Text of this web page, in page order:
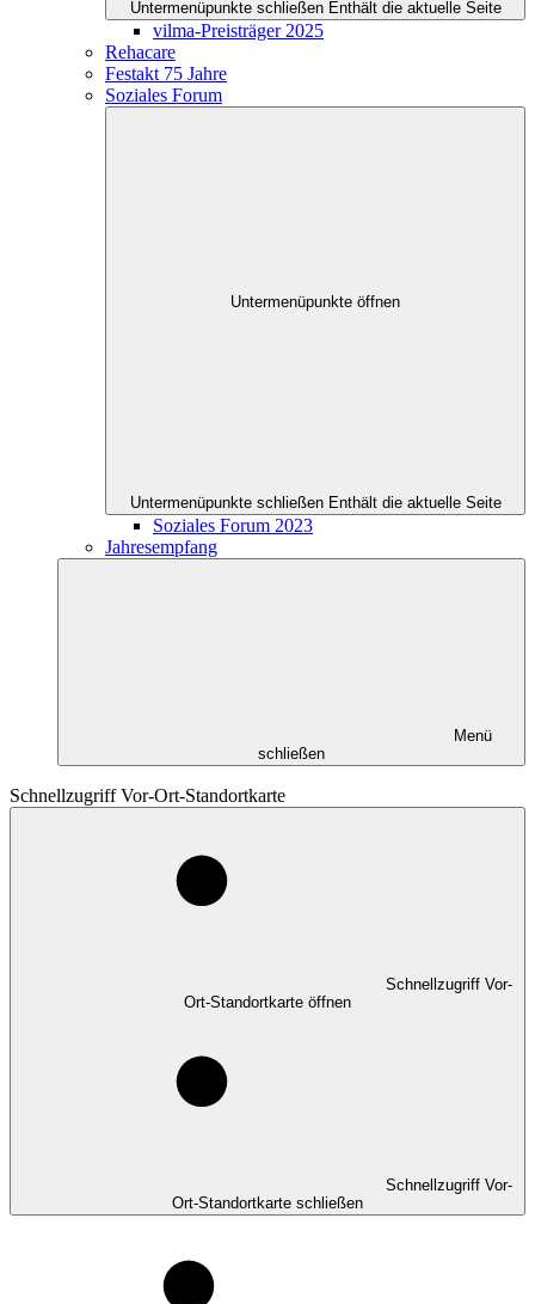
Untermenüpunkte schließen Enthält die aktuelle Seite
vilma-Preisträger 2025
Rehacare
Festakt 75 Jahre
Soziales Forum
Untermenüpunkte öffnen
Untermenüpunkte schließen Enthält die aktuelle Seite
Soziales Forum 2023
Jahresempfang
Menü
schließen
Schnellzugriff Vor-Ort-Standortkarte
Schnellzugriff Vor-
Ort-Standortkarte öffnen
Schnellzugriff Vor-
Ort-Standortkarte schließen